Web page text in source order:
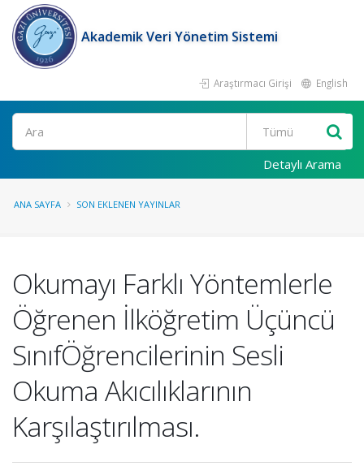
Akademik Veri Yönetim Sistemi
Araştırmacı Girişi English
Ara
Detaylı Arama
ANA SAYFA SON EKLENEN YAYINLAR
Okumayı Farklı Yöntemlerle
Öğrenen İlköğretim Üçüncü
SınıfÖğrencilerinin Sesli
Okuma Akıcılıklarının
Karşılaştırılması.